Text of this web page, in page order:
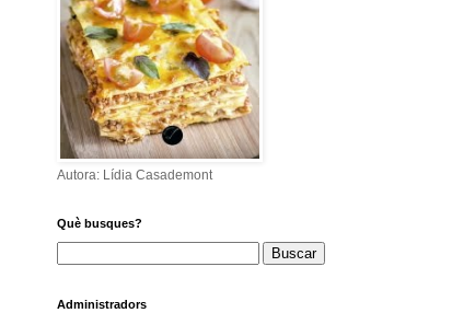
Autora: Lídia Casademont
Què busques?
Administradors